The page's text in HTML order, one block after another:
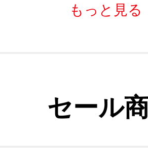
もっと見る
セール